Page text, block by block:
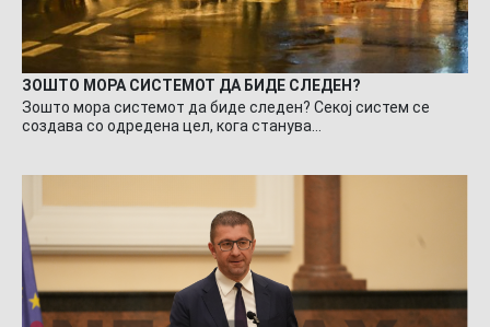
ЗОШТО МОРА СИСТЕМОТ ДА БИДЕ СЛЕДЕН?
Зошто мора системот да биде следен? Секој систем се
создава со одредена цел, кога станува…